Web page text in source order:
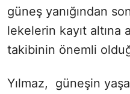
güneş yanığından
lekelerin kayıt altına
takibinin önemli
Yılmaz, güneşin